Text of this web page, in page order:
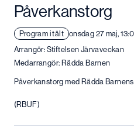
Påverkanstorg
Program i tält onsdag 27 maj,
Arrangör: Stiftelsen Järvaveckan
Medarrangör: Rädda Barnen
Påverkanstorg med Rädda
(RBUF)